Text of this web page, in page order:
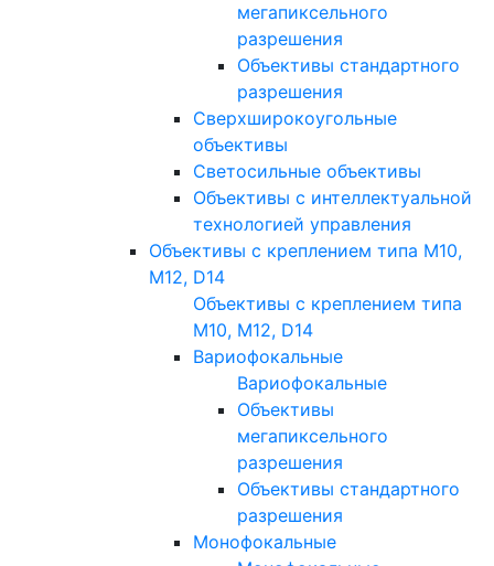
мегапиксельного
разрешения
Объективы стандартного
разрешения
Сверхширокоугольные
объективы
Светосильные объективы
Объективы с интеллектуальной
технологией управления
Объективы с креплением типа M10,
M12, D14
Объективы с креплением типа
M10, M12, D14
Вариофокальные
Вариофокальные
Объективы
мегапиксельного
разрешения
Объективы стандартного
разрешения
Монофокальные